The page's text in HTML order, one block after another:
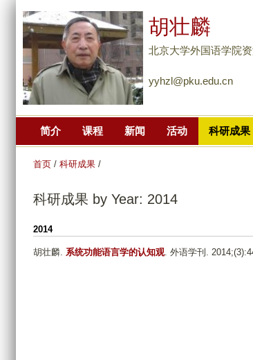
胡壮麟
北京大学外国语学院
yyhzl@pku.edu.cn
简介 课程 新闻 活动 科研成果
首页 / 科研成果 /
科研成果 by Year: 2014
2014
胡壮麟. 系统功能语言学的认知观. 外语学刊.